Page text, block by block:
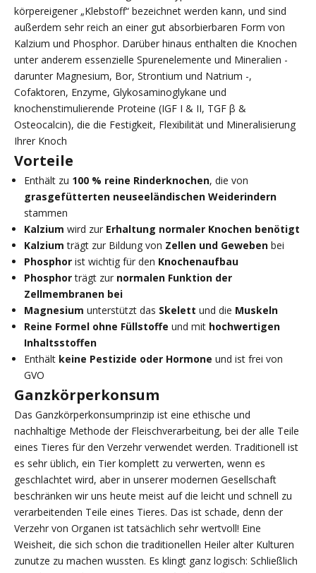
körpereigener „Klebstoff“ bezeichnet werden kann, und sind
außerdem sehr reich an einer gut absorbierbaren Form von
Kalzium und Phosphor. Darüber hinaus enthalten die Knochen
unter anderem essenzielle Spurenelemente und Mineralien -
darunter Magnesium, Bor, Strontium und Natrium -,
Cofaktoren, Enzyme, Glykosaminoglykane und
knochenstimulierende Proteine (IGF I & II, TGF β &
Osteocalcin), die die Festigkeit, Flexibilität und Mineralisierung
Ihrer Knoch
Vorteile
Enthält zu 100 % reine Rinderknochen, die von
grasgefütterten neuseeländischen Weiderindern
stammen
Kalzium wird zur Erhaltung normaler Knochen benötigt
Kalzium trägt zur Bildung von Zellen und Geweben bei
Phosphor ist wichtig für den Knochenaufbau
Phosphorträgt zur normalen Funktion der
Zellmembranen bei
Magnesium unterstützt das Skelett und die Muskeln
Reine Formel ohne Füllstoffe und mit hochwertigen
Inhaltsstoffen
Enthält keine Pestizide oder Hormone und ist frei von
GVO
Ganzkörperkonsum
Das Ganzkörperkonsumprinzip ist eine ethische und
nachhaltige Methode der Fleischverarbeitung, bei der alle Teile
eines Tieres für den Verzehr verwendet werden. Traditionell ist
es sehr üblich, ein Tier komplett zu verwerten, wenn es
geschlachtet wird, aber in unserer modernen Gesellschaft
beschränken wir uns heute meist auf die leicht und schnell zu
verarbeitenden Teile eines Tieres. Das ist schade, denn der
Verzehr von Organen ist tatsächlich sehr wertvoll! Eine
Weisheit, die sich schon die traditionellen Heiler alter Kulturen
zunutze zu machen wussten. Es klingt ganz logisch: Schließlich